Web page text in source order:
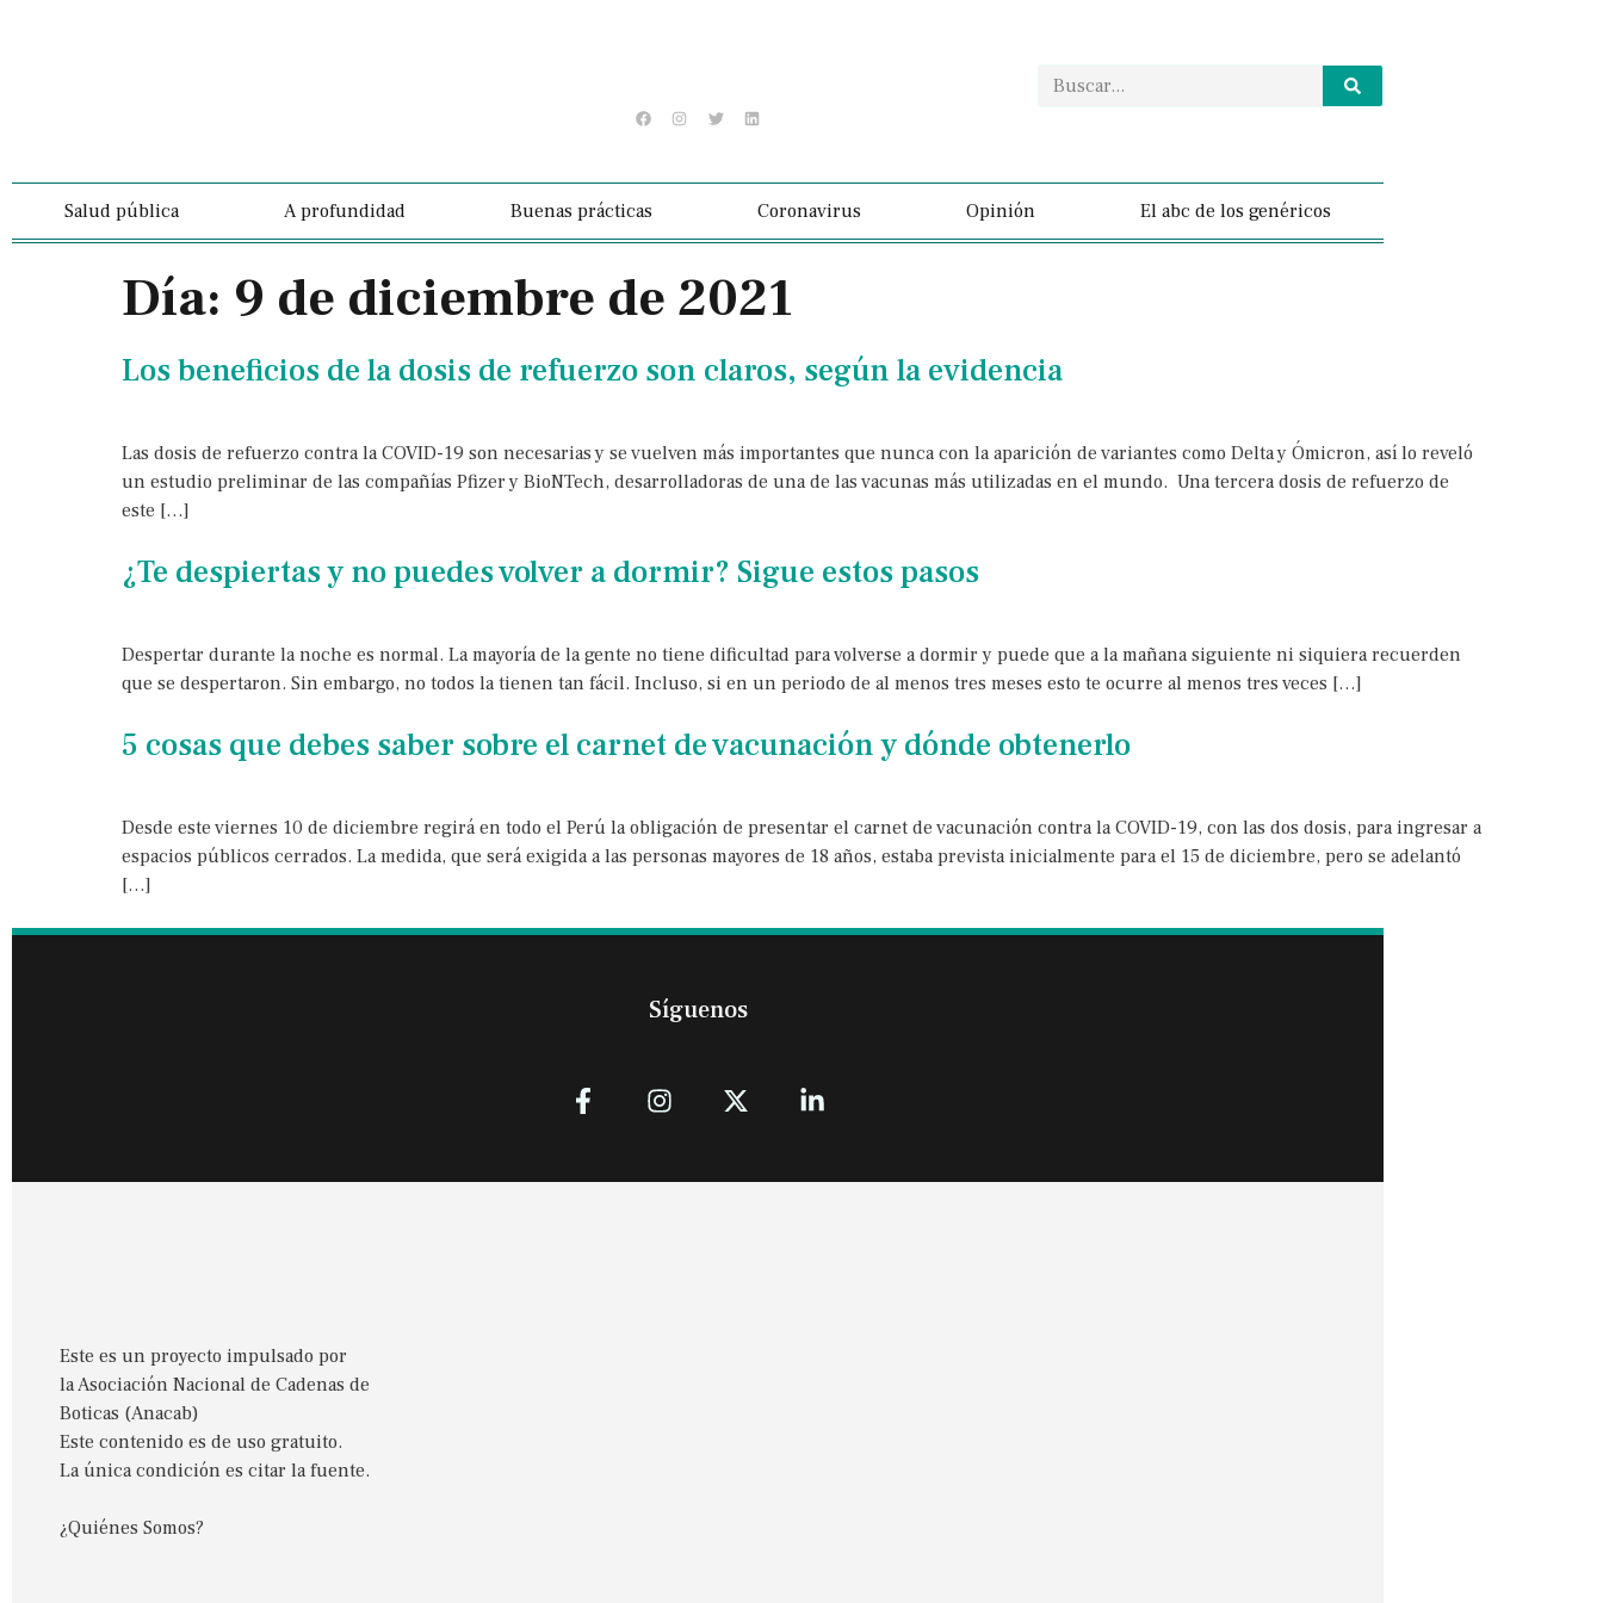
Salud pública A profundidad Buenas prácticas Coronavirus Opinión El abc de los genéricos
Día: 9 de diciembre de 2021
Los beneficios de la dosis de refuerzo son claros, según la evidencia
Las dosis de refuerzo contra la COVID-19 son necesarias y se vuelven más importantes que nunca con la aparición de variantes como Delta y Ómicron, así lo reveló
un estudio preliminar de las compañías Pfizer y BioNTech, desarrolladoras de una de las vacunas más utilizadas en el mundo. Una tercera dosis de refuerzo de
este […]
¿Te despiertas y no puedes volver a dormir? Sigue estos pasos
Despertar durante la noche es normal. La mayoría de la gente no tiene dificultad para volverse a dormir y puede que a la mañana siguiente ni siquiera recuerden
que se despertaron. Sin embargo, no todos la tienen tan fácil. Incluso, si en un periodo de al menos tres meses esto te ocurre al menos tres veces […]
5 cosas que debes saber sobre el carnet de vacunación y dónde obtenerlo
Desde este viernes 10 de diciembre regirá en todo el Perú la obligación de presentar el carnet de vacunación contra la COVID-19, con las dos dosis, para ingresar a
espacios públicos cerrados. La medida, que será exigida a las personas mayores de 18 años, estaba prevista inicialmente para el 15 de diciembre, pero se adelantó
[…]
Síguenos
Este es un proyecto impulsado por
la Asociación Nacional de Cadenas de
Boticas (Anacab)
Este contenido es de uso gratuito.
La única condición es citar la fuente.
¿Quiénes Somos?